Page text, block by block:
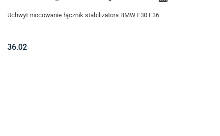
Uchwyt mocowanie łącznik stabilizatora BMW E30 E36
36.02